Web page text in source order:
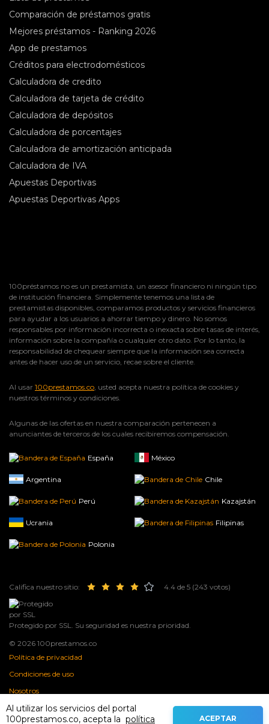
Al utilizar los servicios del portal
100prestamos.co, acepta la política ACEPTAR
Comparación de préstamos gratis
Mejores préstamos - Ranking 2026
App de prestamos
Créditos para electrodomésticos
Сalculadora de credito
Calculadora de tarjeta de crédito
Calculadora de depósitos
Calculadora de porcentajes
Calculadora de amortización anticipada
Calculadora de IVA
Apuestas Deportivas
Apuestas Deportivas Apps
100préstamos no es un prestamista, un asesor financiero ni ningún tipo
de institución financiera. Simplemente tenemos una lista de
prestamistas disponibles, comparamos productos y servicios financieros
para ayudar a los usuarios a ahorrar tiempo y dinero. No somos
responsables por información incorrecta o inexacta sobre tasas de interés,
información sobre la compañía o cualquier otro dato. Por lo tanto, la
responsabilidad de chequear siempre que la información sea correcta
antes de hacer uso de un servicio, recae sobre el cliente.
Al usar 100prestamos.co, usted acepta nuestra política de cookies y
nuestros términos y condiciones.
Algunas de las ofertas en nuestra comparación pertenecen a
anunciantes de terceros de los cuales recibiremos compensación.
España México
Argentina Chile
Perú Kazajstán
Ucrania Filipinas
Polonia
Califica nuestro sitio: 4.4 de 5 (243 votos)
Protegido por SSL. Su seguridad es nuestra prioridad.
© 2026 100prestamos.co
Política de privacidad
Condiciones de uso
Nosotros
Contactos